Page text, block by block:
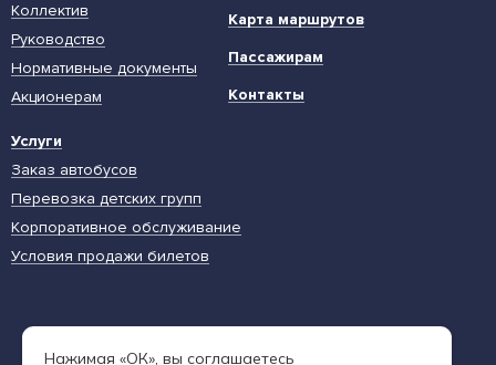
Коллектив
Руководство
Нормативные документы
Акционерам
Услуги
Заказ автобусов
Перевозка детских групп
Корпоративное обслуживание
Условия продажи билетов
Карта маршрутов
Пассажирам
Контакты
Нажимая «ОК», вы соглашаетесь